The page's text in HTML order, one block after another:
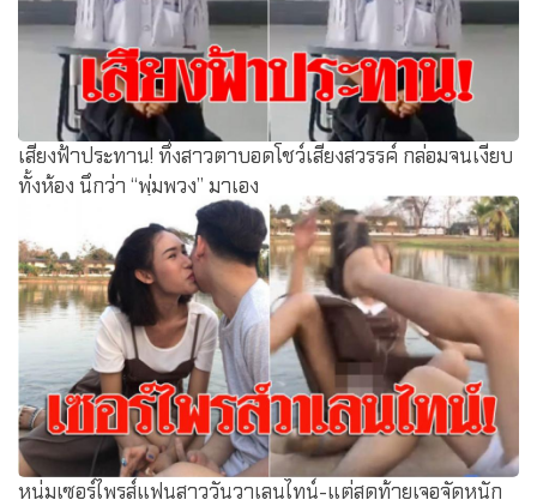
เสียงฟ้าประทาน! ทึ่งสาวตาบอดโชว์เสียงสวรรค์ กล่อมจนเงียบ
ทั้งห้อง นึกว่า “พุ่มพวง” มาเอง
หนุ่มเซอร์ไพรส์แฟนสาววันวาเลนไทน์-แต่สุดท้ายเจอจัดหนัก